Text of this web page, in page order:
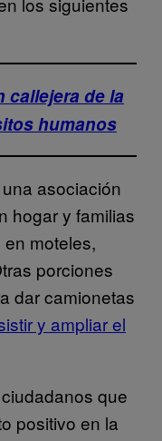
callejera de la
humanos
asociación
hogar y familias
moteles,
porciones
dar camionetas
y ampliar el
que
positivo en la